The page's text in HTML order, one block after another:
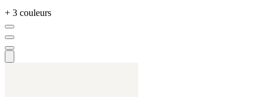
+ 3 couleurs